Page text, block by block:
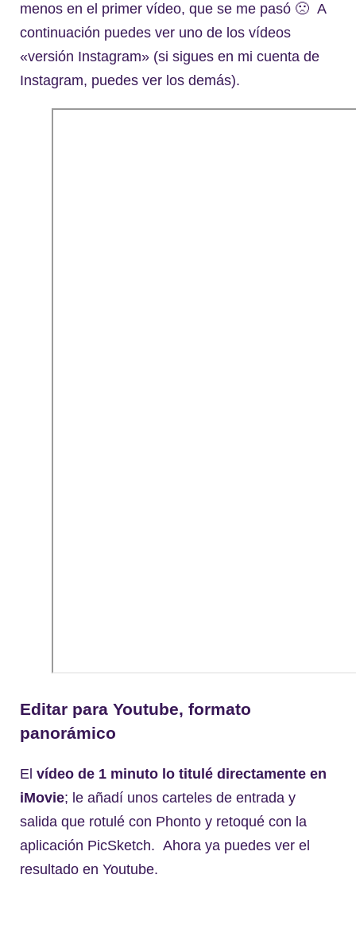
menos en el primer vídeo, que se me pasó 🙁 A
continuación puedes ver uno de los vídeos
«versión Instagram» (si sigues en mi cuenta de
Instagram, puedes ver los demás).
Editar para Youtube, formato
panorámico
El vídeo de 1 minuto lo titulé directamente en
iMovie; le añadí unos carteles de entrada y
salida que rotulé con Phonto y retoqué con la
aplicación PicSketch. Ahora ya puedes ver el
resultado en Youtube.